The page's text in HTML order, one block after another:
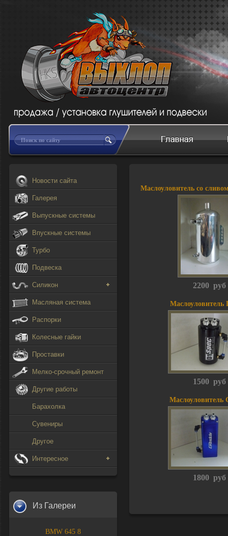
Новости сайта
Галерея
Выпускные системы
Впускные системы
Турбо
Подвеска
Силикон
Масляная система
Распорки
Колесные гайки
Проставки
Мелко-срочный ремонт
Другие работы
Барахолка
Сувениры
Другое
Интересное
Из Галереи
BMW 645 8
2200 руб
Маслоуловитель
1500 руб
Маслоуловитель
1800 руб